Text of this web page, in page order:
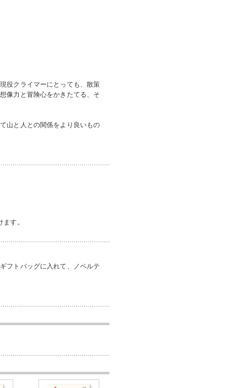
役クライマーにとっても、散策
像力と冒険心をかきたてる、そ
山と人との関係をより良いもの
す。
フトバッグに入れて、ノベルテ